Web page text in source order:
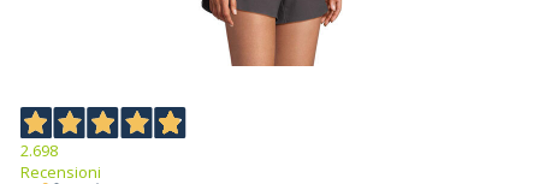
2.698
Recensioni